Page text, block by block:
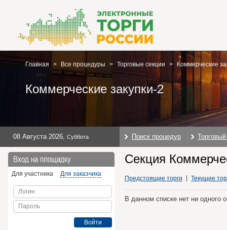
Главная > Все процедуры > Торговые секции > Коммерческие
Коммерческие закупки-2
08 Августа 2026, Суббота Поиск процедур
Вход на площадку
Для участника Для заказчика
Логин
Пароль
Войти
Секция
Предстоящие торги Текущие
В данном списке нет ни одного